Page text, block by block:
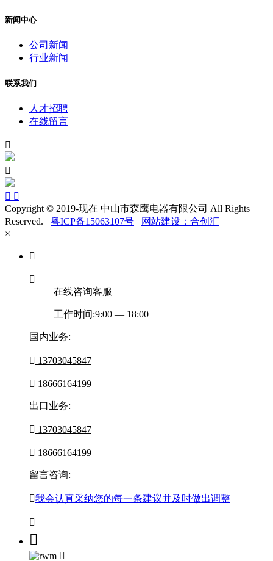
新闻中心
公司新闻
行业新闻
联系我们
人才招聘
在线留言


 
Copyright © 2019-现在 中山市森鹰电器有限公司 All Rights
Reserved.
粤ICP备15063107号
网站建设：合创汇
×


在线咨询客服
工作时间:9:00 — 18:00
国内业务:
 13703045847
 18666164199
出口业务:
 13703045847
 18666164199
留言咨询:
我会认真采纳您的每一条建议并及时做出调整


